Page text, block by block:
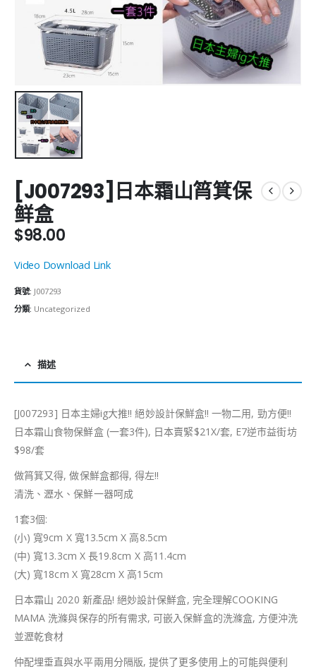
[J007293]日本霜山筲箕保
鲜盒
$98.00
Video Download Link
貨號: J007293
分類: Uncategorized
描述
[J007293] 日本主婦ig大推!! 絕妙設計保鮮盒!! 一物二用, 勁方便!!
日本霜山食物保鮮盒 (一套3件), 日本賣緊$21X/套, E7逆巿益街坊
$98/套
做筲箕又得, 做保鮮盒都得, 得左!!
清洗、瀝水、保鮮一器呵成
1套3個:
(小) 寬9cm X 寬13.5cm X 高8.5cm
(中) 寬13.3cm X 長19.8cm X 高11.4cm
(大) 寬18cm X 寬28cm X 高15cm
日本霜山 2020 新產品! 絕妙設計保鮮盒, 完全理解COOKING
MAMA 洗滌與保存的所有需求, 可嵌入保鮮盒的洗滌盒, 方便沖洗
並瀝乾食材
仲配埋垂直與水平兩用分隔版, 提供了更多使用上的可能與便利